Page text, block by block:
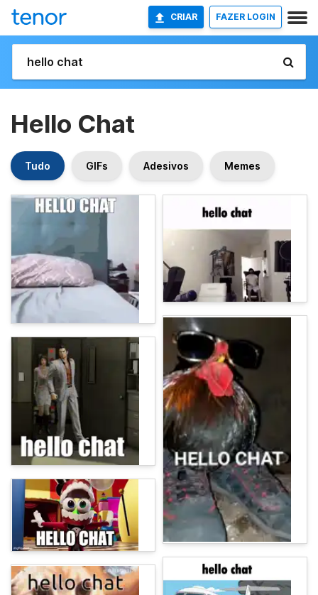
CRIAR FAZER LOGIN
Hello Chat
Tudo GIFs Adesivos Memes